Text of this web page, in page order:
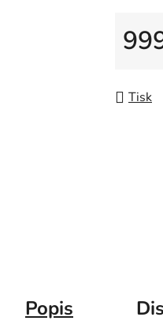
Tisk
Popis